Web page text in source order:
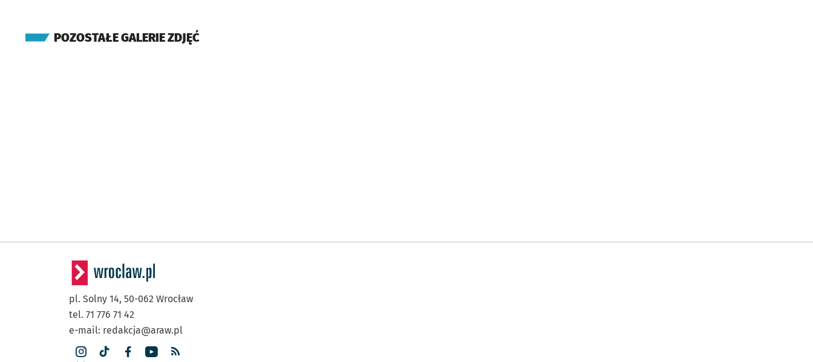
POZOSTAŁE GALERIE ZDJĘĆ
pl. Solny 14, 50-062 Wrocław
tel. 71 776 71 42
e-mail: redakcja@araw.pl